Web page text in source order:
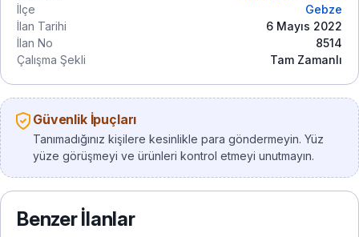
İlçe
Gebze
İlan Tarihi
6 Mayıs 2022
İlan No
8514
Çalışma Şekli
Tam Zamanlı
Güvenlik İpuçları
Tanımadığınız kişilere kesinlikle para göndermeyin. Yüz
yüze görüşmeyi ve ürünleri kontrol etmeyi unutmayın.
Benzer İlanlar